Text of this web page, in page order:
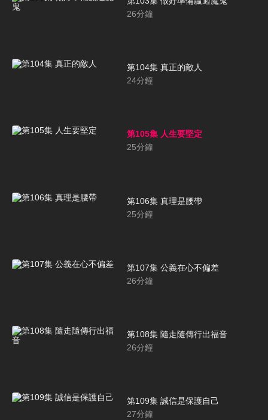
26分鐘
第104集 真正的敵人
24分鐘
第105集 人生要堅定
25分鐘
第106集 真理是腰帶
25分鐘
第107集 公義在心不偏差
26分鐘
第108集 隨走隨傳行出福音
26分鐘
第109集 誠信是保護自己
27分鐘